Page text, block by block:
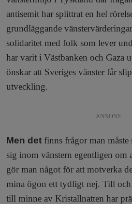
antisemit har splittrat en hel
grundläggande
solidaritet med folk som lever
har varit i Västbanken och Gaza
önskar att Sveriges vänster får
utveckling.
ANNONS
Men det finns frågor man
sig inom vänstern egentligen om
gör man något för att motverka
mina ögon ett tydligt nej. Till och
till minne av Kristallnatten har